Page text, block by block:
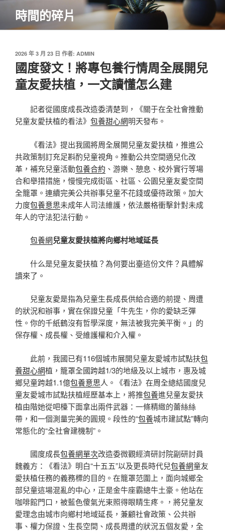
主
時間的碎片
發
佈
於
2026 年 3 月 23 日 作者: ADMIN
國度發文！將專包養行情周全展開兒
童友愛扶植，一文讀懂怎么建
記者從國度成長改造委清楚到，《關于在全社會推動
兒童友愛扶植的看法》 包養甜心網明天發布。
《看法》提出我國將周全展開兒童友愛扶植，推進公
共政策制訂充足斟酌兒童視角。推動公共空間適兒化改
革，補充兒童活動包養合約 、游樂、憩息、校外實行等場
合和舉措措施，慢慢完成街區、社區、公園兒童友愛空間
全籠罩。連續完美公共辦事兒童不花錢或優待政策。加大
力度包養意思未成年人司法維護，依法嚴格衝擊針對未成
年人的守法犯法行動。
包養網兒童友愛扶植將向鄉村地域延長
什么是兒童友愛扶植？為何要出臺這份文件？具體解
讀來了。
兒童友愛是指為兒童生長成長供給合適的前提、周遭
的狀況和辦事，實在保證兒童「牛先生，你的愛缺乏彈
性。你的千紙鶴沒有哲學深度，無法被我完美平衡。」的
保存權、成長權、受維護權和介入權。
此前，我國已有116個城市展開兒童友愛城市試點扶包
養甜心網植，籠罩全國跨越1/3的地級及以上城市，惠及城
鄉兒童跨越1.1億包養意思人。《看法》在周全總結國度兒
童友愛城市試點扶植經歷基本上，將推包養進兒童友愛扶
植由階她從吧檯下面拿出兩件武器：一條精緻的蕾絲絲
帶，和一個測量完美的圓規。段性的“包養城市建試點”轉向
常態化的“全社會建機制”。
國度成長包養網單次改造委微觀經濟研討院副研討員
魏義方：《看法》明白“十五五”以及更長時代兒包養網童友
愛扶植任務的義務標的目的。在籠罩范圍上，面向城鄉全
部兒童這場混亂的中心，正是金牛座霸總牛土豪。他站在
咖啡館門口，被藍色傻氣光束照得眼睛生疼。，將兒童友
愛理念由城市向鄉村地域延長，兼顧社會政策、公共辦
事、權力保證、生長空間、成長周遭的狀況五個友愛，全